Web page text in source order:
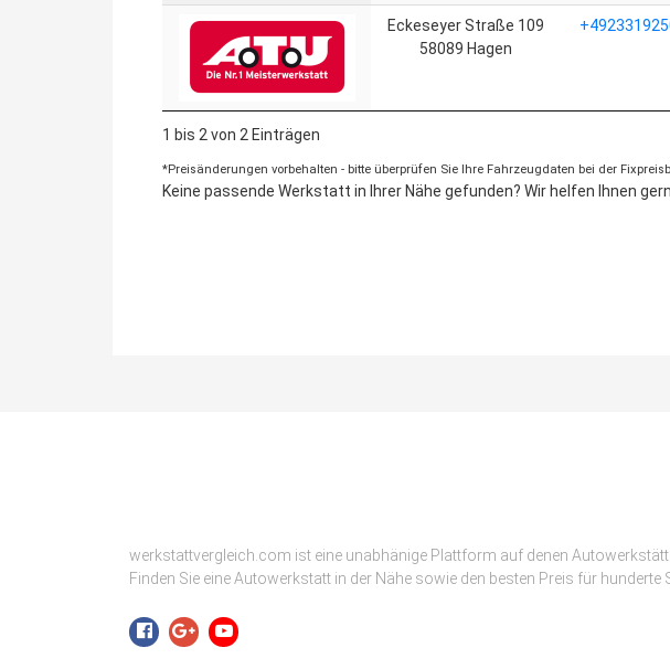
Eckeseyer Straße 109
58089 Hagen
1 bis 2 von 2 Einträgen
*Preisänderungen vorbehalten - bitte überprüfen Sie Ihre Fahrzeugdaten bei der
Keine passende Werkstatt in Ihrer Nähe gefunden? Wir helfen Ihnen
werkstattvergleich.com ist eine unabhänige Plattform auf denen
Finden Sie eine Autowerkstatt in der Nähe sowie den besten Preis für hunderte